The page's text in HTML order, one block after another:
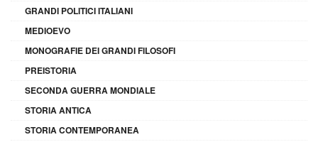
GRANDI POLITICI ITALIANI
MEDIOEVO
MONOGRAFIE DEI GRANDI FILOSOFI
PREISTORIA
SECONDA GUERRA MONDIALE
STORIA ANTICA
STORIA CONTEMPORANEA